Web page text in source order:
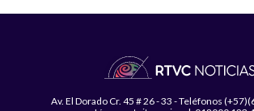
Av. El Dorado Cr. 45 # 26 - 33 - Teléfonos